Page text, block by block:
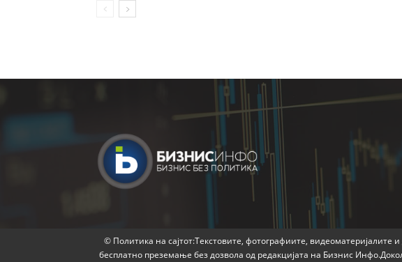
© Политика на сајтот:Текстовите, фотографиите, видеоматеријалите
бесплатно преземање без дозвола од редакцијата на Бизнис